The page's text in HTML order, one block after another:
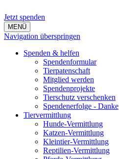
Jetzt spenden
MENÜ
Navigation überspringen
Spenden & helfen
Spendenformular
Tierpatenschaft
Mitglied werden
Spendenprojekte
Tierschutz verschenken
Spendenerfolge - Danke
Tiervermittlung
Hunde-Vermittlung
Katzen-Vermittlung
Kleintier-Vermittlung
Reptilien-Vermittlung